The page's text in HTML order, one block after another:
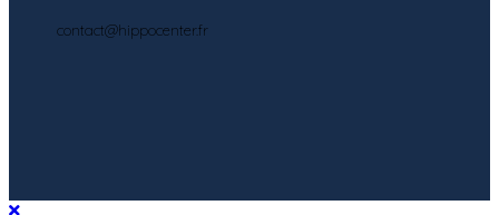
contact@hippocenter.fr